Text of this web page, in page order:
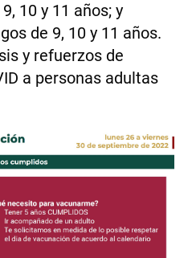
10 y 11 años; y
de 9, 10 y 11 años.
y refuerzos de
a personas adultas